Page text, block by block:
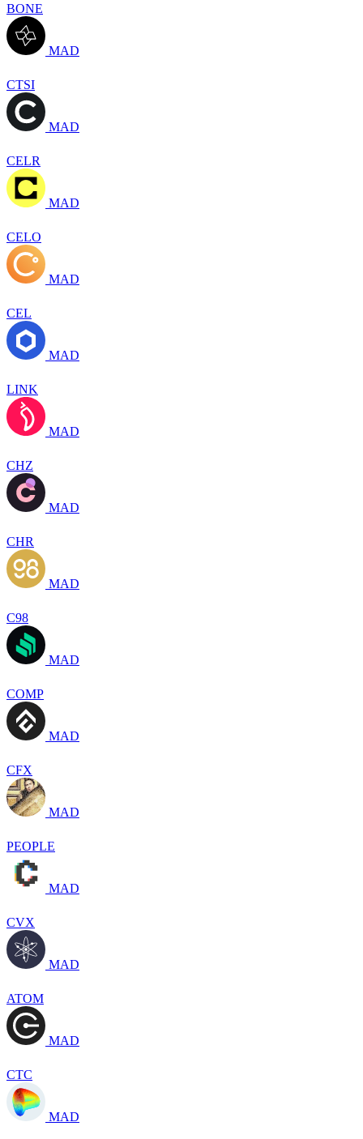
BONE
MAD
CTSI
MAD
CELR
MAD
CELO
MAD
CEL
MAD
LINK
MAD
CHZ
MAD
CHR
MAD
C98
MAD
COMP
MAD
CFX
MAD
PEOPLE
MAD
CVX
MAD
ATOM
MAD
CTC
MAD